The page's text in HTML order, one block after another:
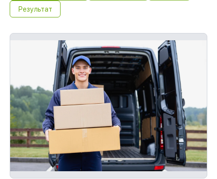
Результат